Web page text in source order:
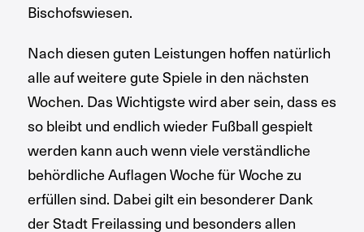
Bischofswiesen.
Nach diesen guten Leistungen hoffen natürlich
alle auf weitere gute Spiele in den nächsten
Wochen. Das Wichtigste wird aber sein, dass es
so bleibt und endlich wieder Fußball gespielt
werden kann auch wenn viele verständliche
behördliche Auflagen Woche für Woche zu
erfüllen sind. Dabei gilt ein besonderer Dank
der Stadt Freilassing und besonders allen